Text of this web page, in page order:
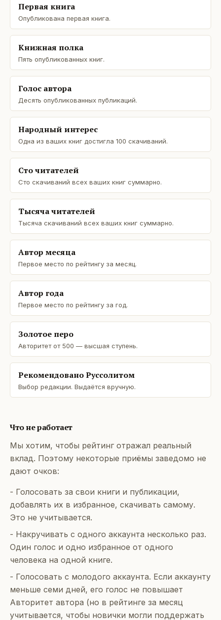
Первая книга
Опубликована первая книга.
Книжная полка
Пять опубликованных книг.
Голос автора
Десять опубликованных публикаций.
Народный интерес
Одна из ваших книг достигла 100 скачиваний.
Сто читателей
Сто скачиваний всех ваших книг суммарно.
Тысяча читателей
Тысяча скачиваний всех ваших книг суммарно.
Автор месяца
Первое место по рейтингу за месяц.
Автор года
Первое место по рейтингу за год.
Золотое перо
Авторитет от 500 — высшая ступень.
Рекомендовано Руссолитом
Выбор редакции. Выдаётся вручную.
Что не работает
Мы хотим, чтобы рейтинг отражал реальный
вклад. Поэтому некоторые приёмы заведомо не
дают очков:
- Голосовать за свои книги и публикации,
добавлять их в избранное, скачивать самому.
Это не учитывается.
- Накручивать с одного аккаунта несколько раз.
Один голос и одно избранное от одного
человека на одной книге.
- Голосовать с молодого аккаунта. Если аккаунту
меньше семи дней, его голос не повышает
Авторитет автора (но в рейтинге за месяц
учитывается, чтобы новички могли поддержать